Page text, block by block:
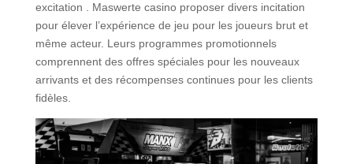
excitation . Maswerte casino proposer divers incitation
pour élever l’expérience de jeu pour les joueurs brut et
même acteur. Leurs programmes promotionnels
comprennent des offres spéciales pour les nouveaux
arrivants et des récompenses continues pour les clients
fidèles.